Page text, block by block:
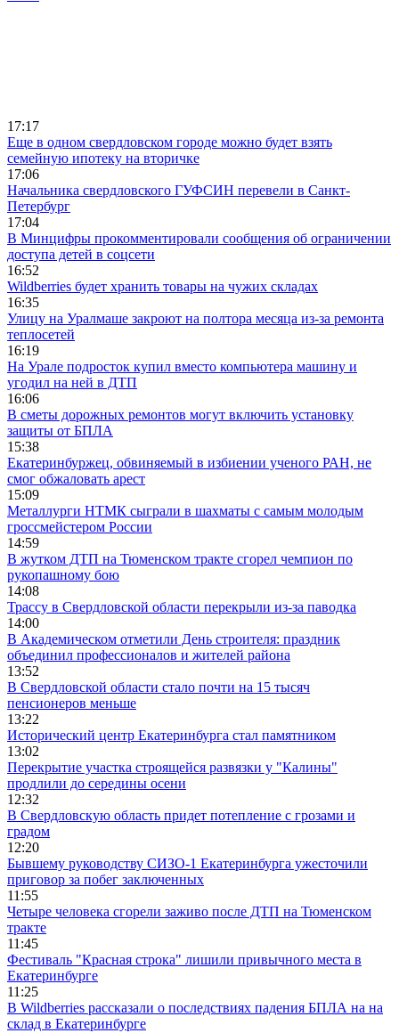
17:17
Еще в одном свердловском городе можно будет взять
семейную ипотеку на вторичке
17:06
Начальника свердловского ГУФСИН перевели в Санкт-
Петербург
17:04
В Минцифры прокомментировали сообщения об ограничении
доступа детей в соцсети
16:52
Wildberries будет хранить товары на чужих складах
16:35
Улицу на Уралмаше закроют на полтора месяца из-за ремонта
теплосетей
16:19
На Урале подросток купил вместо компьютера машину и
угодил на ней в ДТП
16:06
В сметы дорожных ремонтов могут включить установку
защиты от БПЛА
15:38
Екатеринбуржец, обвиняемый в избиении ученого РАН, не
смог обжаловать арест
15:09
Металлурги НТМК сыграли в шахматы с самым молодым
гроссмейстером России
14:59
В жутком ДТП на Тюменском тракте сгорел чемпион по
рукопашному бою
14:08
Трассу в Свердловской области перекрыли из-за паводка
14:00
В Академическом отметили День строителя: праздник
объединил профессионалов и жителей района
13:52
В Свердловской области стало почти на 15 тысяч
пенсионеров меньше
13:22
Исторический центр Екатеринбурга стал памятником
13:02
Перекрытие участка строящейся развязки у "Калины"
продлили до середины осени
12:32
В Свердловскую область придет потепление с грозами и
градом
12:20
Бывшему руководству СИЗО-1 Екатеринбурга ужесточили
приговор за побег заключенных
11:55
Четыре человека сгорели заживо после ДТП на Тюменском
тракте
11:45
Фестиваль "Красная строка" лишили привычного места в
Екатеринбурге
11:25
В Wildberries рассказали о последствиях падения БПЛА на на
склад в Екатеринбурге